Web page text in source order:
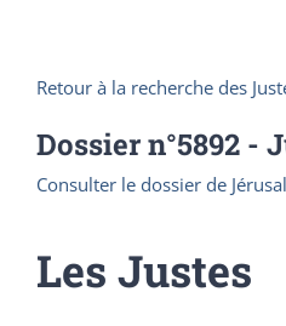
Retour à la recherche des
Dossier n°5892 -
Consulter le dossier de
Les Justes